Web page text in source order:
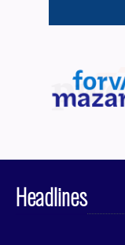
Headlines